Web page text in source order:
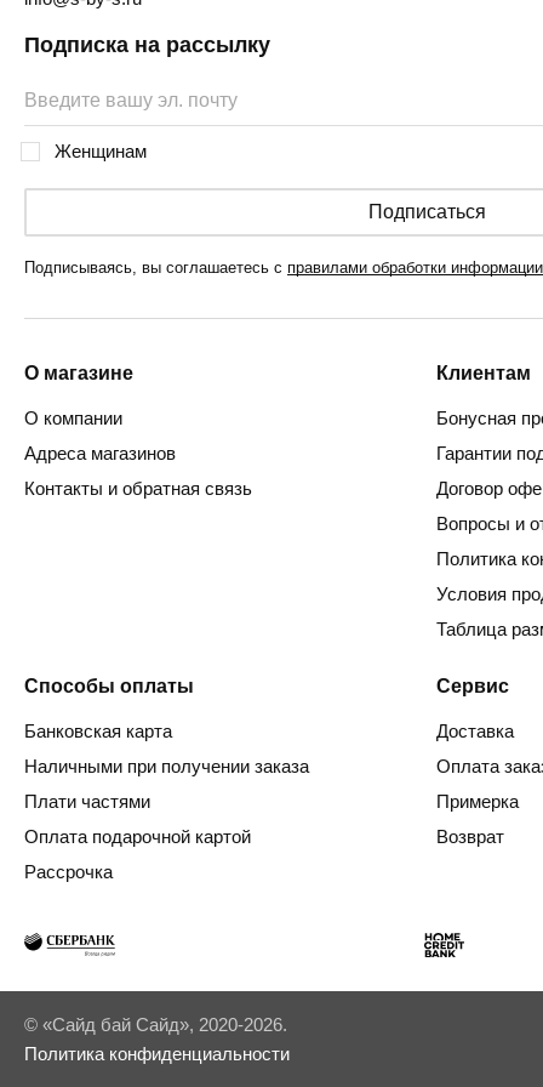
Подписка на рассылку
Женщинам
Подписаться
Подписываясь, вы соглашаетесь с правилами обработки информации
О магазине
О компании
Адреса магазинов
Контакты и обратная связь
Клиентам
Бонусная
Гарантии
Договор
Вопросы и
Политика
Условия
Таблица
Способы оплаты
Банковская карта
Наличными при получении заказа
Плати частями
Оплата подарочной картой
Рассрочка
Сервис
Доставка
Оплата
Примерка
Возврат
© «Сайд бай Сайд», 2020-2026.
Политика конфиденциальности